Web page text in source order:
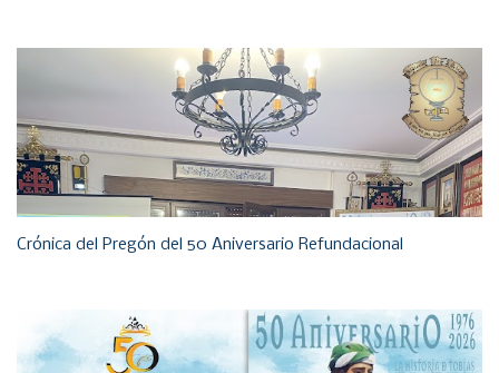
Crónica del Pregón del 50 Aniversario Refundacional